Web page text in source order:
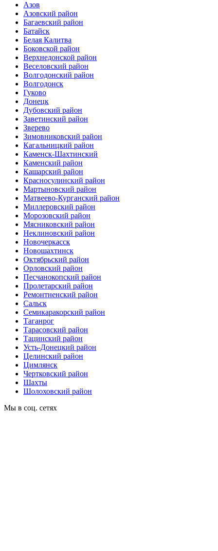
Азов
Азовский район
Багаевский район
Батайск
Белая Калитва
Боковской район
Верхнедонской район
Веселовский район
Волгодонский район
Волгодонск
Гуково
Донецк
Дубовский район
Заветинский район
Зверево
Зимовниковский район
Кагальницкий район
Каменск-Шахтинский
Каменский район
Кашарский район
Красносулинский район
Мартыновский район
Матвеево-Курганский район
Миллеровский район
Морозовский район
Мясниковский район
Неклиновский район
Новочеркасск
Новошахтинск
Октябрьский район
Орловский район
Песчанокопский район
Пролетарский район
Ремонтненский район
Сальск
Семикаракорский район
Таганрог
Тарасовский район
Тацинский район
Усть-Донецкий район
Целинский район
Цимлянск
Чертковский район
Шахты
Шолоховский район
Мы в соц. сетях